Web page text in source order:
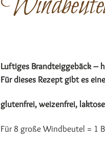
Luftiges Brandteiggebäck –
Für dieses Rezept gibt es
glutenfrei, weizenfrei,
Für 8 große Windbeutel = 1